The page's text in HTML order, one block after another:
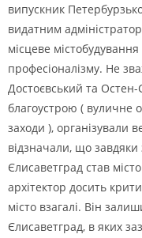
випускник
видатним
мiсцеве
професiоналiзму. Не
Достоєвський та
благоустрою ( вуличне
заходи ), органiзували
вiдзначали, що завдяки
Єлисаветград став
архiтектор досить
мiсто взагалi. Вiн
Єлисаветград, в яких